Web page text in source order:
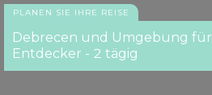
PLANEN SIE IHRE REISE
Debrecen und Umgebung für
Entdecker - 2 tägig